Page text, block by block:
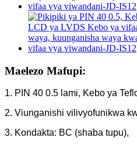
Maelezo Mafupi:
1. PIN 40 0.5 lami, Kebo ya
2. Viunganishi vilivyofunikwa
3. Kondakta: BC (shaba tupu),